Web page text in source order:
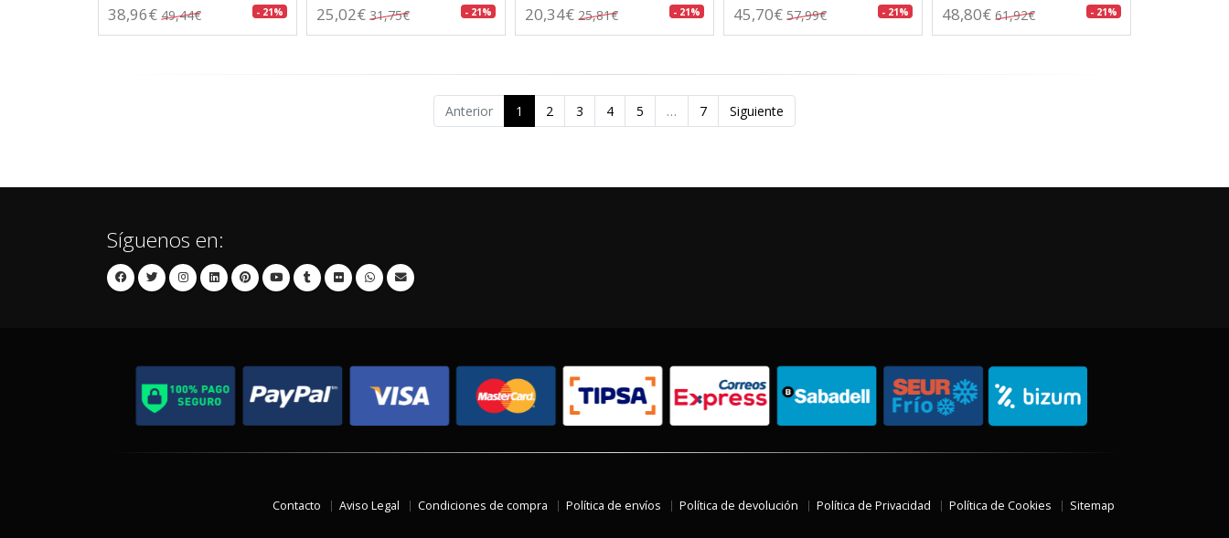
38,96€ 49,44€ - 21% 25,02€ 31,75€ - 21% 20,34€ 25,81€ - 21% 45,70€ 57,99€ - 21% 48,80€ 61,92€ - 21%
Anterior 1 2 3 4 5 … 7 Siguiente
Síguenos en:
Contacto Aviso Legal Condiciones de compra Política de envíos Política de devolución Política de Privacidad Política de Cookies Sitemap